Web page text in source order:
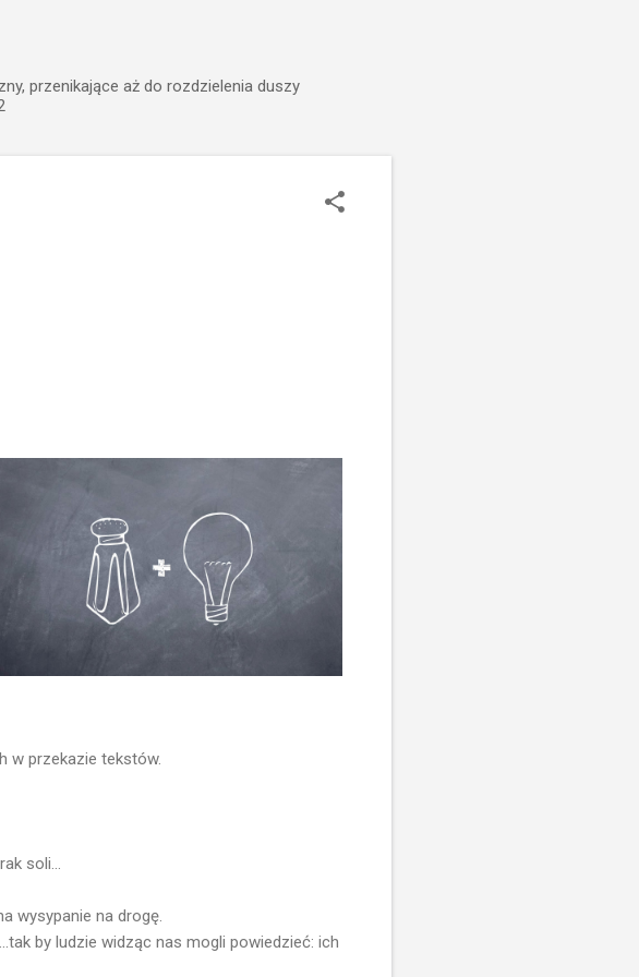
przenikające aż do rozdzielenia duszy
w przekazie tekstów.
soli...
wysypanie na drogę.
by ludzie widząc nas mogli powiedzieć: ich